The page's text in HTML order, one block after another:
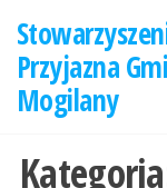
treściPrzyjazna
Mogilany